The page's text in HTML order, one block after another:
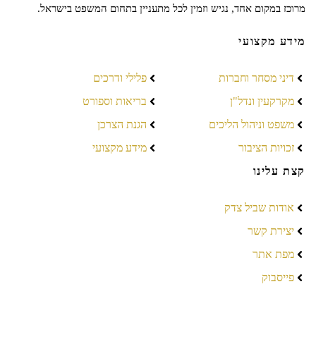
מרוכז במקום אחד, נגיש וזמין לכל מתעניין בתחום המשפט בישראל.
מידע מקצועי
דיני מסחר וחברות
מקרקעין ונדל"ן
משפט וניהול הליכים
זכויות הציבור
פלילי ודרכים
בריאות וספורט
הגנת הצרכן
מידע מקצועי
קצת עלינו
אודות שביל צדק
יצירת קשר
מפת אתר
פייסבוק